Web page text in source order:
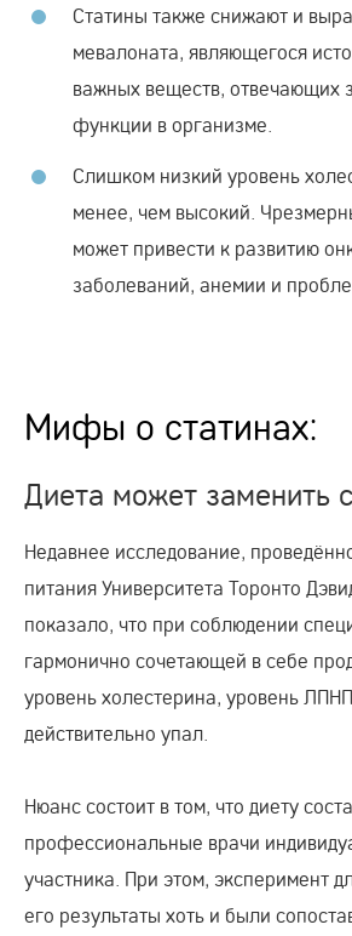
Статины также снижают и
мевалоната, являющегося
важных веществ, отвечающих
функции в организме.
Слишком низкий уровень
менее, чем высокий.
может привести к развитию
заболеваний, анемии и
Мифы о статинах:
Диета может заменить
Недавнее исследование,
питания Университета Торонто
показало, что при соблюдении
гармонично сочетающей в себе
уровень холестерина, уровень
действительно упал.
Нюанс состоит в том, что диету
профессиональные врачи
участника. При этом, эксперимент
его результаты хоть и были